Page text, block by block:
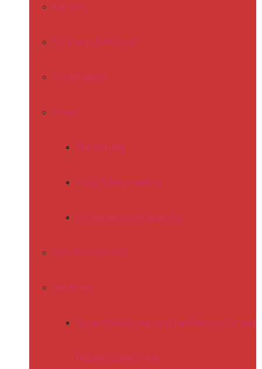
Klassen
Schülermitwirkung
Förderverein
Eltern
Mitwirkung
ReEL-Elterntraining
Erziehungsvereinbarung
Schulsozialarbeit
Beratung
Sprachheilpädagogische Beratung in der
Regenbogenschule